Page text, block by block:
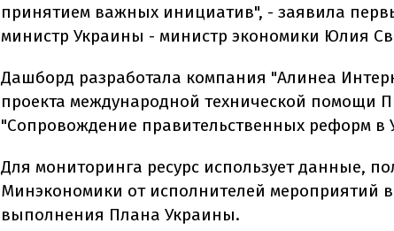
принятием важных инициатив", - заявила
министр Украины - министр экономики Юлия
Дашборд разработала компания "Алинеа
проекта международной технической помощи
"Сопровождение правительственных реформ в
Для мониторинга ресурс использует данные,
Минэкономики от исполнителей мероприятий
выполнения Плана Украины.